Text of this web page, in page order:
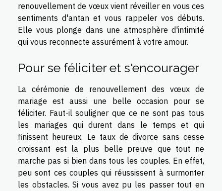
renouvellement de vœux vient réveiller en vous ces
sentiments d'antan et vous rappeler vos débuts.
Elle vous plonge dans une atmosphère d'intimité
qui vous reconnecte assurément à votre amour.
Pour se féliciter et s'encourager
La cérémonie de renouvellement des vœux de
mariage est aussi une belle occasion pour se
féliciter. Faut-il souligner que ce ne sont pas tous
les mariages qui durent dans le temps et qui
finissent heureux. Le taux de divorce sans cesse
croissant est la plus belle preuve que tout ne
marche pas si bien dans tous les couples. En effet,
peu sont ces couples qui réussissent à surmonter
les obstacles. Si vous avez pu les passer tout en